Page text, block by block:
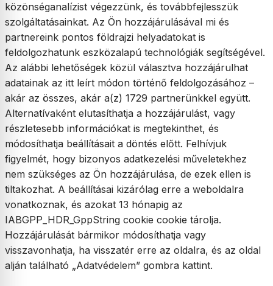
közönséganalízist végezzünk, és továbbfejlesszük
szolgáltatásainkat. Az Ön hozzájárulásával mi és
partnereink pontos földrajzi helyadatokat is
feldolgozhatunk eszközalapú technológiák segítségével.
Az alábbi lehetőségek közül választva hozzájárulhat
adatainak az itt leírt módon történő feldolgozásához –
akár az összes, akár a(z) 1729 partnerünkkel együtt.
Alternatívaként elutasíthatja a hozzájárulást, vagy
részletesebb információkat is megtekinthet, és
módosíthatja beállításait a döntés előtt. Felhívjuk
figyelmét, hogy bizonyos adatkezelési műveletekhez
nem szükséges az Ön hozzájárulása, de ezek ellen is
tiltakozhat. A beállításai kizárólag erre a weboldalra
vonatkoznak, és azokat 13 hónapig az
IABGPP_HDR_GppString cookie cookie tárolja.
Hozzájárulását bármikor módosíthatja vagy
visszavonhatja, ha visszatér erre az oldalra, és az oldal
alján található „Adatvédelem” gombra kattint.